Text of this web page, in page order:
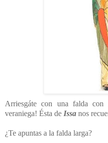
Arriesgáte con una falda con
veraniega! Ésta de Issa nos
¿Te apuntas a la falda larga?